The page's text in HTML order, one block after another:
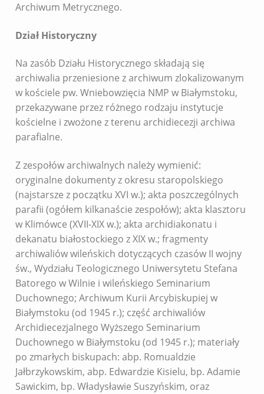
Archiwum Metrycznego.
Dział Historyczny
Na zasób Działu Historycznego składają się
archiwalia przeniesione z archiwum zlokalizowanym
w kościele pw. Wniebowzięcia NMP w Białymstoku,
przekazywane przez różnego rodzaju instytucje
kościelne i zwożone z terenu archidiecezji archiwa
parafialne.
Z zespołów archiwalnych należy wymienić:
oryginalne dokumenty z okresu staropolskiego
(najstarsze z początku XVI w.); akta poszczególnych
parafii (ogółem kilkanaście zespołów); akta klasztoru
w Klimówce (XVII-XIX w.); akta archidiakonatu i
dekanatu białostockiego z XIX w.; fragmenty
archiwaliów wileńskich dotyczących czasów II wojny
św., Wydziału Teologicznego Uniwersytetu Stefana
Batorego w Wilnie i wileńskiego Seminarium
Duchownego; Archiwum Kurii Arcybiskupiej w
Białymstoku (od 1945 r.); część archiwaliów
Archidiecezjalnego Wyższego Seminarium
Duchownego w Białymstoku (od 1945 r.); materiały
po zmarłych biskupach: abp. Romualdzie
Jałbrzykowskim, abp. Edwardzie Kisielu, bp. Adamie
Sawickim, bp. Władysławie Suszyńskim, oraz